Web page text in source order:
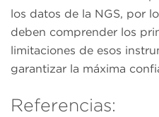
los datos de la NGS, por
deben comprender los
limitaciones de esos
garantizar la máxima
Referencias: